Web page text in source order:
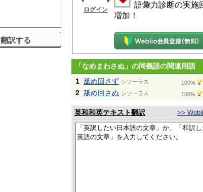
ログイン
語彙力診断の実施
増加！
「なめまわさぬ」の同義語の関連用語
1 舐め回さず シソーラス 100%
2 舐め回さぬ シソーラス 100%
英和和英テキスト翻訳 >>